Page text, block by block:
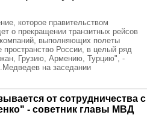
которое правительством
о прекращении транзитных рейсов
выполняющих полеты
пространство России, в целый ряд
Грузию, Армению, Турцию", -
на заседании
от сотрудничества с
- советник главы МВД